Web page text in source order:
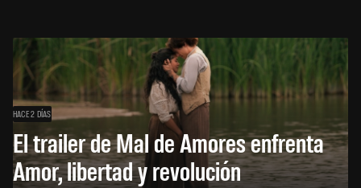
HACE 2 DÍAS
El trailer de Mal de Amores enfrenta
Amor, libertad y revolución